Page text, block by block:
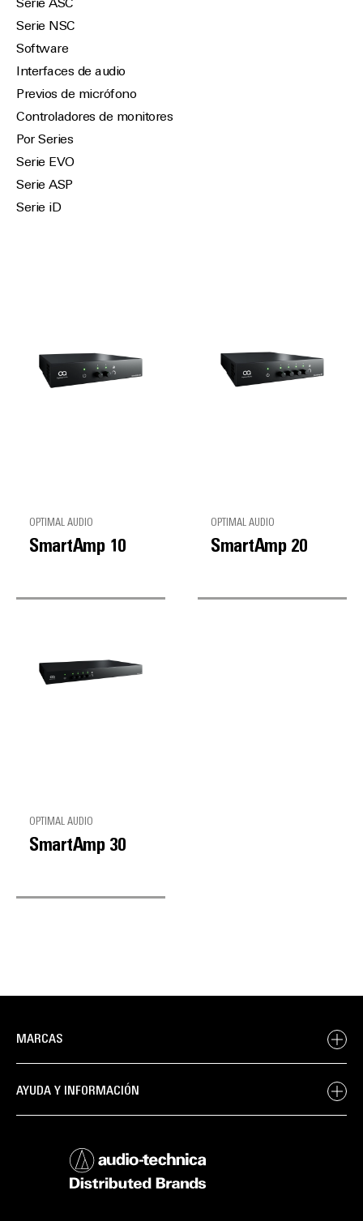
Serie ASC
Serie NSC
Software
Interfaces de audio
Previos de micrófono
Controladores de monitores
Por Series
Serie EVO
Serie ASP
Serie iD
OPTIMAL AUDIO
SmartAmp 10
OPTIMAL AUDIO
SmartAmp 20
OPTIMAL AUDIO
SmartAmp 30
MARCAS
AYUDA Y INFORMACIÓN